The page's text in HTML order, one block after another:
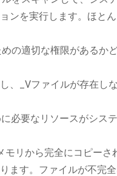
ンを実行します。ほと
の適切な権限があるか
、_Vファイルが存在し
必要なリソースがシス
モリから完全にコピーさ
ます。ファイルが不完